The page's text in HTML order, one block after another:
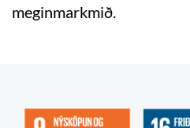
meginmarkmið.